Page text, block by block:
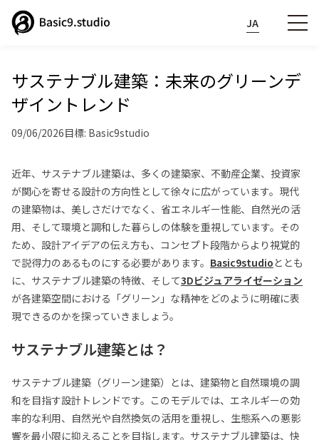
JA
Phone: 07040837249
Basic9studio@gmail.com
Location:
福岡市中央区薬院 2丁目3 番 30 号 CASEBLDG 202
Fukuoka-shi, Fukuoka, Japan
サステナブル建築：未来のグリーンデ
ザイントレンド
09/06/2026目標: Basic9studio
近年、サステナブル建築は、多くの建築家、不動産企業、投資家
が関心を寄せる設計の方向性として徐々に広がっています。現代
の建築物は、美しさだけでなく、省エネルギー性能、自然光の活
用、そして環境と調和した暮らしの体験を重視しています。その
ため、設計アイデアの伝え方も、コンセプト段階からより視覚的
で説得力のあるものにする必要があります。 Basic9studio ととも
に、サステナブル建築の特徴、そして3Dビジュアライゼーション
が各建築空間における「グリーン」な精神をどのように明確に表
現できるのかを探っていきましょう。
サステナブル建築とは？
サステナブル建築（グリーン建築）とは、建築物と自然環境の調
和を目指す設計トレンドです。このモデルでは、エネルギーの効
率的な利用、自然光や自然換気の活用を重視し、生態系への悪影
響を最小限に抑えることを目指します。サステナブル建築は、快